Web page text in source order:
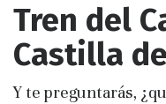
Tren del
Castilla
Y te preguntarás,